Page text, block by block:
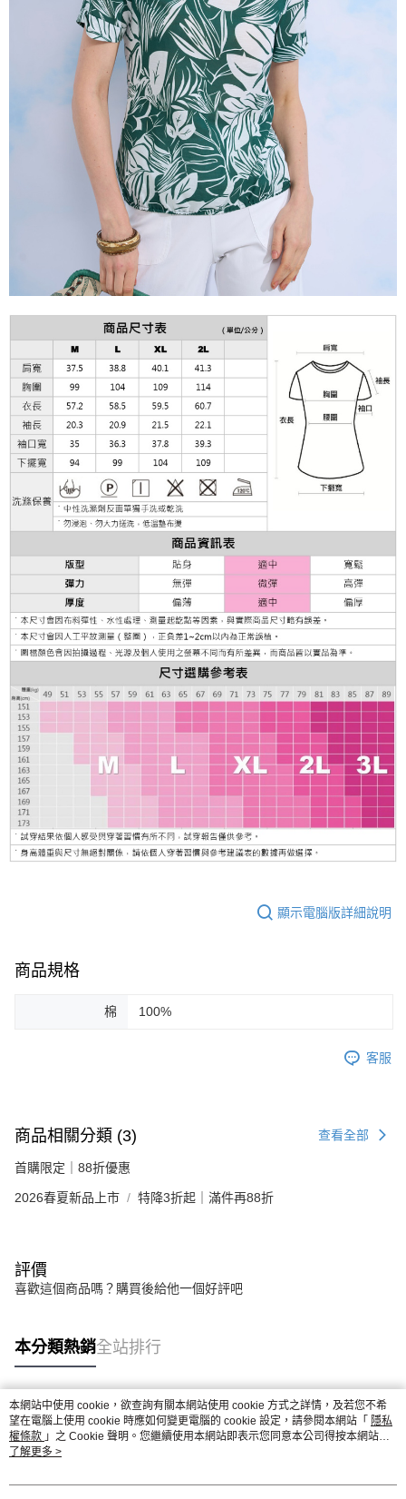
顯示電腦版詳細說明
商品規格
棉 100%
客服
商品相關分類 (3) 查看全部
首購限定｜88折優惠
2026春夏新品上市 特降3折起｜滿件再88折
評價
喜歡這個商品嗎？購買後給他一個好評吧
本分類熱銷全站排行
熱門標籤
本網站中使用 cookie，欲查詢有關本網站使用 cookie 方式之詳情，及若您不希
望在電腦上使用 cookie 時應如何變更電腦的 cookie 設定，請參閱本網站「 隱私
權條款 」之 Cookie 聲明。您繼續使用本網站即表示您同意本公司得按本網站使
用條款之 Cookie 聲明使用 cookie。
了解更多 >